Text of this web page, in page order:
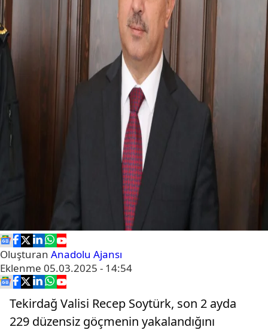
Oluşturan Anadolu Ajansı
Eklenme 05.03.2025 - 14:54
Tekirdağ Valisi Recep Soytürk, son 2 ayda
229 düzensiz göçmenin yakalandığını